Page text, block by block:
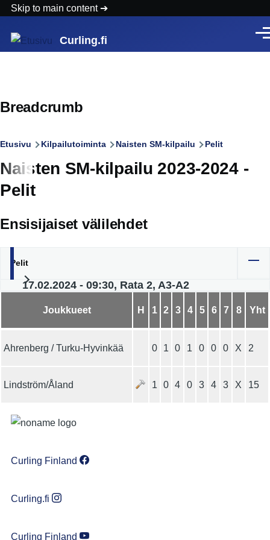
Skip to main content
Curling.fi
Breadcrumb
Etusivu Kilpailutoiminta Naisten SM-kilpailu Pelit
Naisten SM-kilpailu 2023-2024 -
Pelit
Ensisijaiset välilehdet
Pelit
17.02.2024 - 09:30, Rata 2, A3-A2
Joukkueet H 1 2 3 4 5 6 7 8 Yht
Ahrenberg / Turku-Hyvinkää 0 1 0 1 0 0 0 X 2
Lindström/Åland 1 0 4 0 3 4 3 X 15
Curling Finland
Curling.fi
Curling Finland